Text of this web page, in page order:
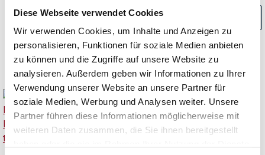
Diese Webseite verwendet Cookies
Wir verwenden Cookies, um Inhalte und Anzeigen zu
personalisieren, Funktionen für soziale Medien anbieten
zu können und die Zugriffe auf unsere Website zu
analysieren. Außerdem geben wir Informationen zu Ihrer
Verwendung unserer Website an unsere Partner für
soziale Medien, Werbung und Analysen weiter. Unsere
Partner führen diese Informationen möglicherweise mit
weiteren Daten zusammen, die Sie ihnen bereitgestellt
ZUM PRODUKT
2023
Weingut Markus Molitor,
Schiefersteil Riesling,